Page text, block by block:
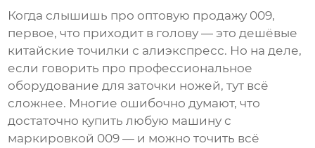
Когда слышишь про оптовую продажу 009,
первое, что приходит в голову — это дешёвые
китайские точилки с алиэкспресс. Но на деле,
если говорить про профессиональное
оборудование для заточки ножей, тут всё
сложнее. Многие ошибочно думают, что
достаточно купить любую машину с
маркировкой 009 — и можно точить всё